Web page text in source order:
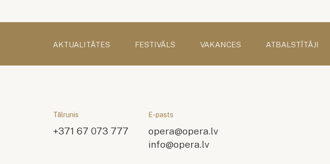
AKTUALITĀTES FESTIVĀLS VAKANCES ATBALSTĪTĀJI
Tālrunis
+371 67 073 777
E-pasts
opera@opera.lv
info@opera.lv